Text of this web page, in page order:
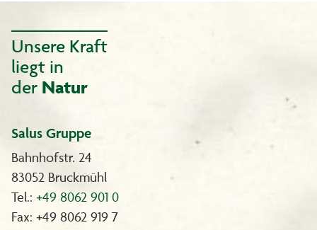
Unsere Kraft
liegt in
der Natur
Salus Gruppe
Bahnhofstr. 24
83052 Bruckmühl
Tel.: +49 8062 901 0
Fax: +49 8062 919 7